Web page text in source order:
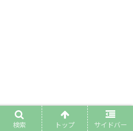
検索 トップ サイドバー